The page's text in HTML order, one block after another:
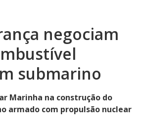
negociam
submarino
Marinha na construção do
armado com propulsão nuclear